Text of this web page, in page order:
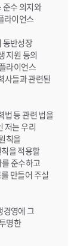
준수 의지와
라이언스
동반성장
지원 등의
라이언스
사들과 관련된
법 등 관련 법을
저는 우리
칙을
을 적용할
준수하고
만들어 주실
경영에 그
명한